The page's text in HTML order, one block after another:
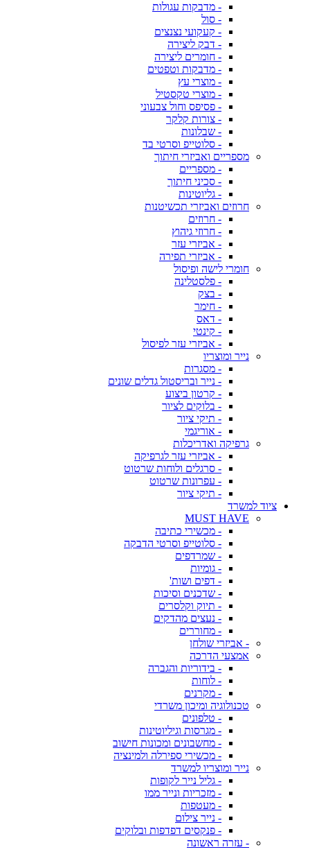
- מדבקות עגולות
- סול
- קעקועי נצנצים
- דבק ליצירה
- חומרים ליצירה
- מדבקות וטפטים
- מוצרי עץ
- מוצרי טקסטיל
- פסיפס וחול צבעוני
- צורות קלקר
- שבלונות
- סלוטייפ וסרטי בד
מספריים ואביזרי חיתוך
- מספריים
- סכיני חיתוך
- גליוטינות
חרוזים ואביזרי תכשיטנות
- חרוזים
- חרוזי גיהוץ
- אביזרי עזר
- אביזרי תפירה
חומרי לישה ופיסול
- פלסטלינה
- בצק
- חימר
- דאס
- קינטי
- אביזרי עזר לפיסול
נייר ומוצריו
- מסגרות
- נייר ובריסטול גדלים שונים
- קרטון ביצוע
- בלוקים לציור
- תיקי ציור
- אוריגמי
גרפיקה ואדריכלות
- אביזרי עזר לגרפיקה
- סרגלים ולוחות שרטוט
- עפרונות שרטוט
- תיקי ציור
ציוד למשרד
MUST HAVE
- מכשירי כתיבה
- סלוטייפ וסרטי הדבקה
- שמרדפים
- גומיות
- דפים ושות'
- שדכנים וסיכות
- תיוק וקלסרים
- נעצים מהדקים
- מחוררים
- אביזרי שולחן
אמצעי הדרכה
- בידוריות והגברה
- לוחות
- מקרנים
טכנולוגיה ומיכון משרדי
- טלפונים
- מגרסות וגיליוטינות
- מחשבונים ומכונות חישוב
- מכשירי ספירלה ולמינציה
נייר ומוצריו למשרד
- גליל נייר לקופות
- מזכריות ונייר ממו
- מעטפות
- נייר צילום
- פנקסים דפדפות ובלוקים
- עזרה ראשונה